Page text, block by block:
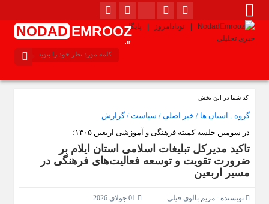
NODAD EMROOZ
.ir
کد شما در این بخش
گروه : استان ها / خبر اصلی/ سیاست/گزارش
در سومین جلسه کمیته فرهنگی و آموزشی اربعین ۱۴۰۵؛
تاکید مدیرکل تبلیغات اسلامی استان ایلام بر
ضرورت تقویت و توسعه فعالیت‌های فرهنگی در
مسیر اربعین
نویسنده : مریم بالوی فیلی